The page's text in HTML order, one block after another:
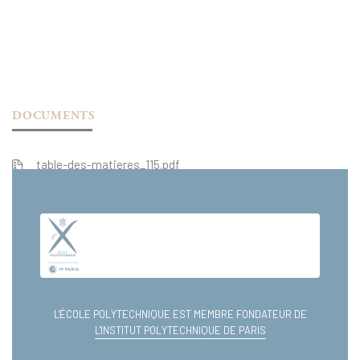
DOCUMENTS
table-des-matieres_115.pdf
L'ÉCOLE POLYTECHNIQUE EST MEMBRE FONDATEUR DE
L'INSTITUT POLYTECHNIQUE DE PARIS